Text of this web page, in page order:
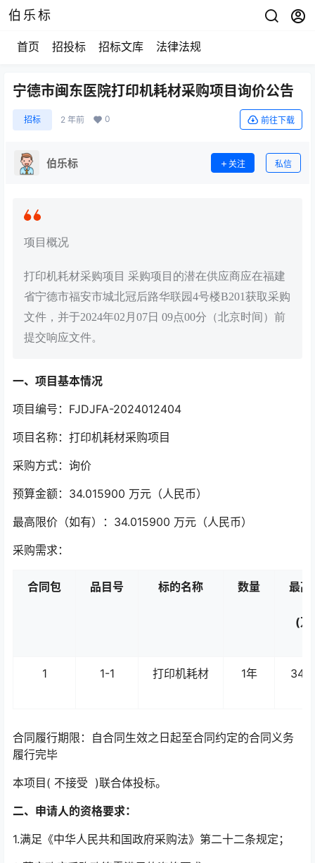
伯乐标
首页 招投标 招标文库 法律法规
宁德市闽东医院打印机耗材采购项目询价公告
招标 2 年前 0 前往下载
伯乐标 关注 私信
项目概况
打印机耗材采购项目 采购项目的潜在供应商应在福建
省宁德市福安市城北冠后路华联园4号楼B201获取采购
文件，并于2024年02月07日 09点00分（北京时间）前
提交响应文件。
一、项目基本情况
项目编号：FJDJFA-2024012404
项目名称：打印机耗材采购项目
采购方式：询价
预算金额：34.015900 万元（人民币）
最高限价（如有）：34.015900 万元（人民币）
采购需求：
合同包 品目号 标的名称 数量 最高
(万
1 1-1 打印机耗材 1年
合同履行期限：自合同生效之日起至合同约定的合同义务
履行完毕
本项目( 不接受 )联合体投标。
二、申请人的资格要求：
1.满足《中华人民共和国政府采购法》第二十二条规定；